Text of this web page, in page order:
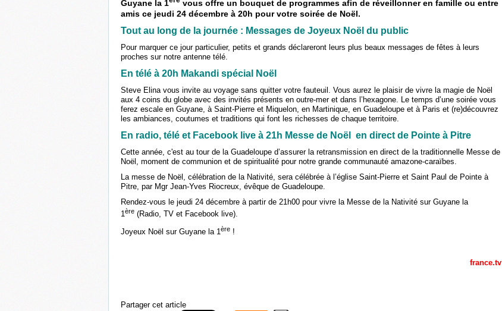
Guyane la 1
vous offre un bouquet de programmes afin de réveillonner en famille ou entre
amis ce jeudi 24 décembre à 20h pour votre soirée de Noël.
Tout au long de la journée : Messages de Joyeux Noël du public
Pour marquer ce jour particulier, petits et grands déclareront leurs plus beaux messages de fêtes à leurs
proches sur notre antenne télé.
En télé à 20h Makandi spécial Noël
Steve Elina vous invite au voyage sans quitter votre fauteuil. Vous aurez le plaisir de vivre la magie de Noël
aux 4 coins du globe avec des invités présents en outre-mer et dans l’hexagone. Le temps d’une soirée vous
ferez escale en Guyane, à Saint-Pierre et Miquelon, en Martinique, en Guadeloupe et à Paris et (re)découvrez
les ambiances, coutumes et traditions qui font les richesses de chaque territoire.
En radio, télé et Facebook live à 21h Messe de Noël en direct de Pointe à Pitre
Cette année, c'est au tour de la Guadeloupe d’assurer la retransmission en direct de la traditionnelle Messe de
Noël, moment de communion et de spiritualité pour notre grande communauté amazone-caraïbes.
La messe de Noël, célébration de la Nativité, sera célébrée à l’église Saint-Pierre et Saint Paul de Pointe à
Pitre, par Mgr Jean-Yves Riocreux, évêque de Guadeloupe.
Rendez-vous le jeudi 24 décembre à partir de 21h00 pour vivre la Messe de la Nativité sur Guyane la
1 ère (Radio, TV et Facebook live).
Joyeux Noël sur Guyane la 1ère !
france.tv
Partager cet article